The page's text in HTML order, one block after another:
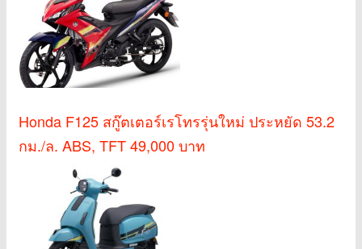
Honda F125 สกู๊ตเตอร์เรโทรรุ่นใหม่ ประหยัด 53.2
กม./ล. ABS, TFT 49,000 บาท